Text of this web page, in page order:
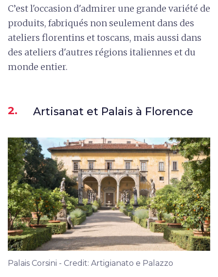
C’est l'occasion d'admirer une grande variété de
produits, fabriqués non seulement dans des
ateliers florentins et toscans, mais aussi dans
des ateliers d'autres régions italiennes et du
monde entier.
2. Artisanat et Palais à Florence
Palais Corsini - Credit: Artigianato e Palazzo